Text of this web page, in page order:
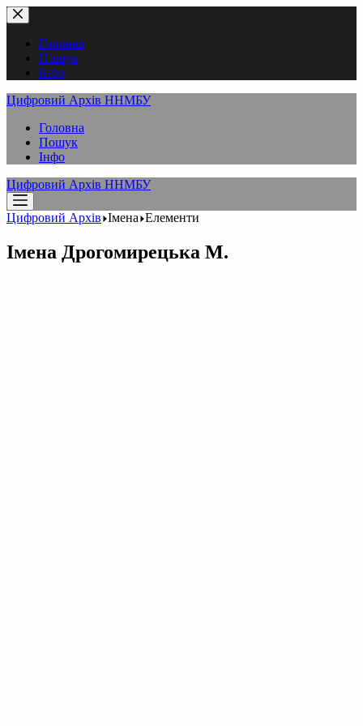
Перейти
до
вмістуГоловна
Пошук
Інфо
Цифровий Архів ННМБУ
Головна
Пошук
Інфо
Цифровий Архів ННМБУ
Цифровий Архів Імена Елементи
Імена Дрогомирецька М.